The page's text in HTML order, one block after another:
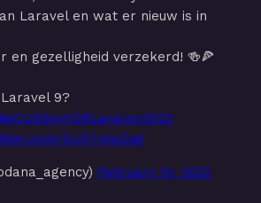
Laravel en wat er nieuw is in
en gezelligheid verzekerd! 🍻🍕
9?
#Laracon2022
DJ07ykaZqg
February 10, 2022